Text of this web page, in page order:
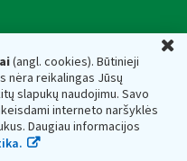
(angl. cookies). Būtinieji
nėra reikalingas Jūsų
slapukų naudojimu. Savo
interneto naršyklės
Daugiau informacijos
— 188659752,
Lietuva, el.paštas:
188659752
prie Lietuvos
ir saugomi Juridinių